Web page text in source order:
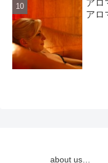
アロ
アロ
about us…